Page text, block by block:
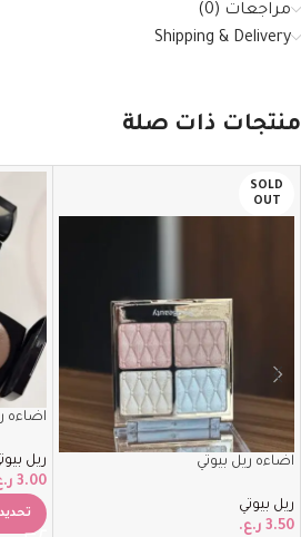
مراجعات (0)
Shipping & Delivery
منتجات ذات صلة
SOLD
OUT
اضاءه ريل بيوتي
ريل بيوتي
3.50 ر.ع.
اضاءه
ريل
3.00